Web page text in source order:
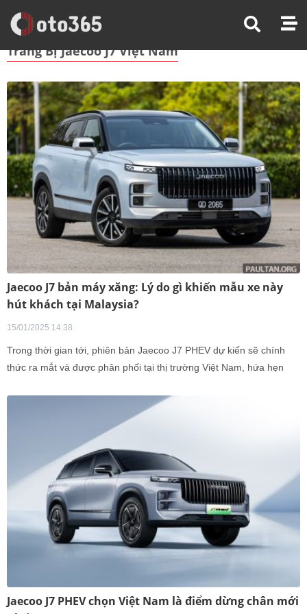
Trang Chủ Trang Bị Jaecoo J7 Việt Nam
Trang Bị Jaecoo J7 Việt Nam
Jaecoo J7 bản máy xăng: Lý do gì khiến mẫu xe này
hút khách tại Malaysia?
15/01/2025 14:38
Trong thời gian tới, phiên bản Jaecoo J7 PHEV dự kiến sẽ chính
thức ra mắt và được phân phối tại thị trường Việt Nam, hứa hẹn
Jaecoo J7 PHEV chọn Việt Nam là điểm dừng chân mới